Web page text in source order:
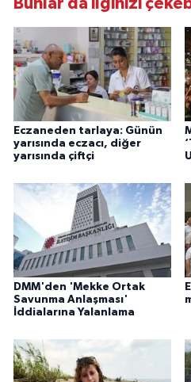
Bunlar da ilginizi
Eczaneden tarlaya: Günün
yarısında eczacı, diğer
yarısında çiftçi
DMM'den 'Mekke Ortak
Savunma Anlaşması'
İddialarına Yalanlama